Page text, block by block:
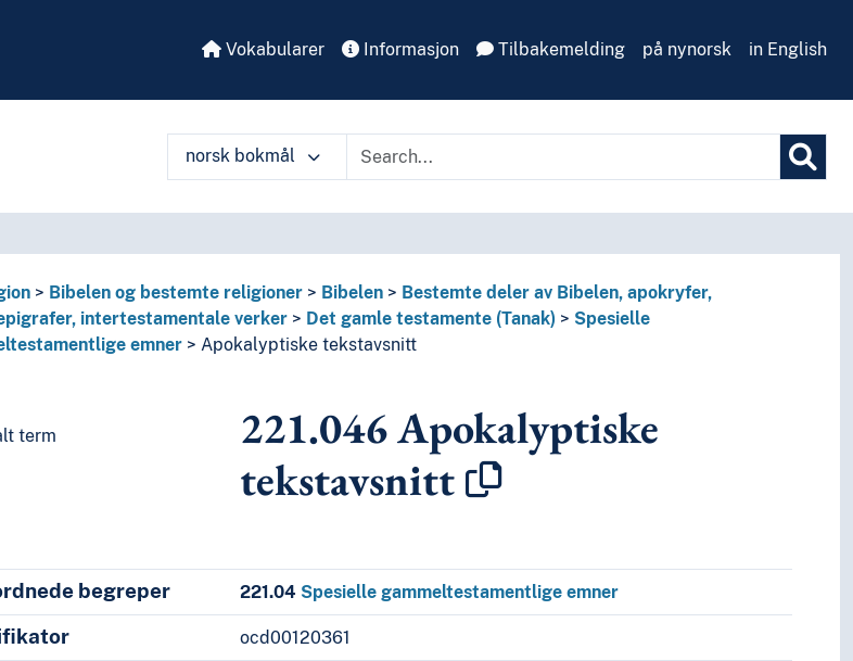
Vokabularer Informasjon Tilbakemelding på nynorsk in English
norsk bokmål
litteraturer, av bestemte litterære former
forfattere
én forfatter
Bibelen og bestemte religioner Bibelen
Bestemte deler av Bibelen, apokryfer,
intertestamentale verker
Det gamle testamente (Tanak)
Spesielle
emner
Apokalyptiske tekstavsnitt
term 221.046Apokalyptiske
tekstavsnitt
begreper 221.04 Spesielle gammeltestamentlige emner
ocd00120361